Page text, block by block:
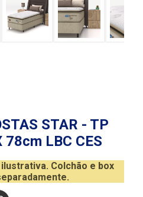
STAR - TP
LBC CES
Colchão e box